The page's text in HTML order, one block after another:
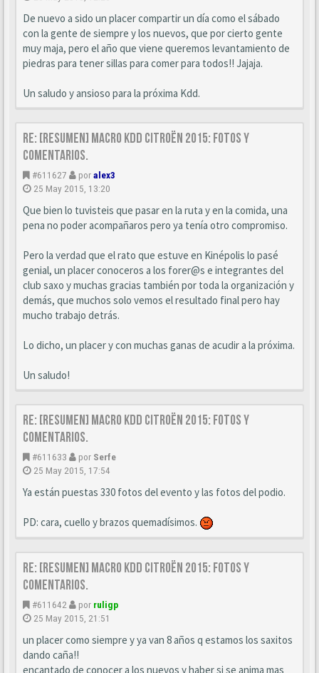
De nuevo a sido un placer compartir un día como el sábado
con la gente de siempre y los nuevos, que por cierto gente
muy maja, pero el año que viene queremos levantamiento de
piedras para tener sillas para comer para todos!! Jajaja.
Un saludo y ansioso para la próxima Kdd.
Re: [Resumen] Macro KDD Citroën 2015: Fotos y
comentarios.
#611627 poralex3
25 May 2015, 13:20
Que bien lo tuvisteis que pasar en la ruta y en la comida, una
pena no poder acompañaros pero ya tenía otro compromiso.
Pero la verdad que el rato que estuve en Kinépolis lo pasé
genial, un placer conoceros a los forer@s e integrantes del
club saxo y muchas gracias también por toda la organización y
demás, que muchos solo vemos el resultado final pero hay
mucho trabajo detrás.
Lo dicho, un placer y con muchas ganas de acudir a la próxima.
Un saludo!
Re: [Resumen] Macro KDD Citroën 2015: Fotos y
comentarios.
#611633 por Serfe
25 May 2015, 17:54
Ya están puestas 330 fotos del evento y las fotos del podio.
PD: cara, cuello y brazos quemadísimos.
Re: [Resumen] Macro KDD Citroën 2015: Fotos y
comentarios.
#611642 por ruligp
25 May 2015, 21:51
un placer como siempre y ya van 8 años q estamos los saxitos
dando caña!!
encantado de conocer a los nuevos y haber si se anima mas